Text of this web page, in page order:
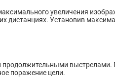
увеличения
дистанциях. Установив
выстрелами.
поражение цели.